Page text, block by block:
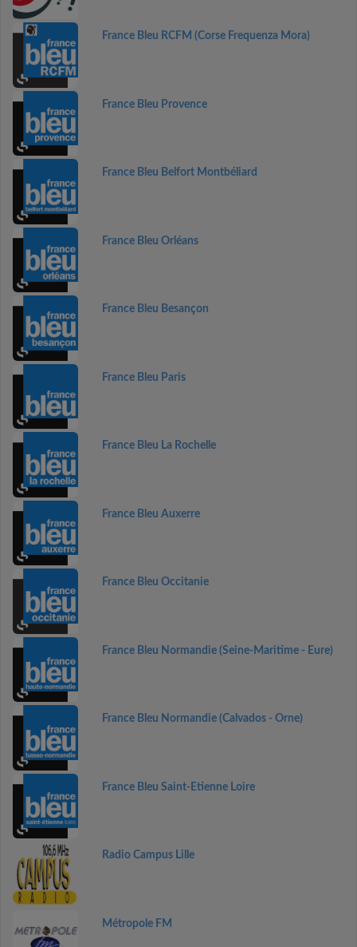
France Bleu RCFM (Corse Frequenza Mora)
France Bleu Provence
France Bleu Belfort Montbéliard
France Bleu Orléans
France Bleu Besançon
France Bleu Paris
France Bleu La Rochelle
France Bleu Auxerre
France Bleu Occitanie
France Bleu Normandie (Seine-Maritime - Eure)
France Bleu Normandie (Calvados - Orne)
France Bleu Saint-Etienne Loire
Radio Campus Lille
Métropole FM